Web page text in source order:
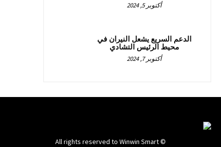
أكتوبر 5, 2024
الدعم السريع يشعل النيران في
محيط الرئيس التشادي
أكتوبر 7, 2024
© All rights reserved to Winwin Smart